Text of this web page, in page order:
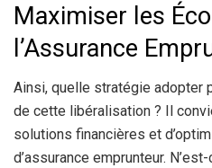
Maximiser les
l’Assurance
Ainsi, quelle stratégie adopter
de cette libéralisation ? Il
solutions financières et
d’assurance emprunteur.